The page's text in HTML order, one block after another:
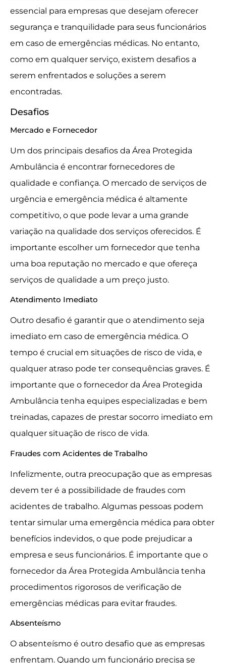
essencial para empresas que desejam oferecer
segurança e tranquilidade para seus funcionários
em caso de emergências médicas. No entanto,
como em qualquer serviço, existem desafios a
serem enfrentados e soluções a serem
encontradas.
Desafios
Mercado e Fornecedor
Um dos principais desafios da Área Protegida
Ambulância é encontrar fornecedores de
qualidade e confiança. O mercado de serviços de
urgência e emergência médica é altamente
competitivo, o que pode levar a uma grande
variação na qualidade dos serviços oferecidos. É
importante escolher um fornecedor que tenha
uma boa reputação no mercado e que ofereça
serviços de qualidade a um preço justo.
Atendimento Imediato
Outro desafio é garantir que o atendimento seja
imediato em caso de emergência médica. O
tempo é crucial em situações de risco de vida, e
qualquer atraso pode ter consequências graves. É
importante que o fornecedor da Área Protegida
Ambulância tenha equipes especializadas e bem
treinadas, capazes de prestar socorro imediato em
qualquer situação de risco de vida.
Fraudes com Acidentes de Trabalho
Infelizmente, outra preocupação que as empresas
devem ter é a possibilidade de fraudes com
acidentes de trabalho. Algumas pessoas podem
tentar simular uma emergência médica para obter
benefícios indevidos, o que pode prejudicar a
empresa e seus funcionários. É importante que o
fornecedor da Área Protegida Ambulância tenha
procedimentos rigorosos de verificação de
emergências médicas para evitar fraudes.
Absenteísmo
O absenteísmo é outro desafio que as empresas
enfrentam. Quando um funcionário precisa se